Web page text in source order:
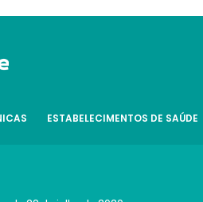
ESTABELECIMENTOS DE SAÚDE